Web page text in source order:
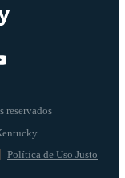
reservados
Política de Uso Justo